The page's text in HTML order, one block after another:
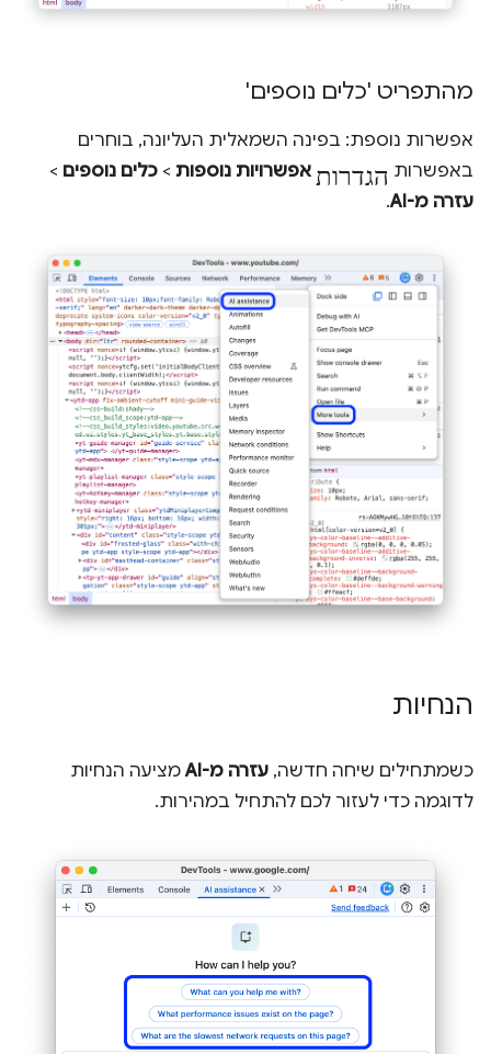
מהתפריט 'כלים נוספים'
אפשרות נוספת: בפינה השמאלית העליונה, בוחרים
באפשרות הגדרות אפשרויות נוספות > כלים נוספים >
עזרה מ-AI
.
הנחיות
כשמתחילים שיחה חדשה, עזרה מ-AI
מציעה הנחיות
לדוגמה כדי לעזור לכם להתחיל במהירות.